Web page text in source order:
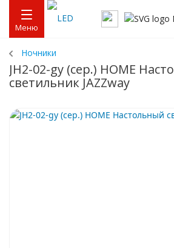
Меню
Ночники
JH2-02-gy (сер.) HOME
светильник JAZZway